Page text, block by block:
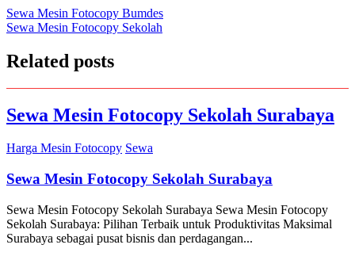
Post
navigation
Sewa Mesin Fotocopy Bumdes
Sewa Mesin Fotocopy Sekolah
Related posts
Sewa Mesin Fotocopy Sekolah Surabaya
Harga Mesin Fotocopy Sewa
Sewa Mesin Fotocopy Sekolah Surabaya
Sewa Mesin Fotocopy Sekolah Surabaya Sewa Mesin Fotocopy
Sekolah Surabaya: Pilihan Terbaik untuk Produktivitas Maksimal
Surabaya sebagai pusat bisnis dan perdagangan...